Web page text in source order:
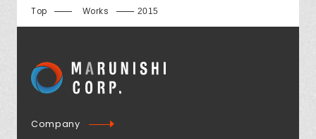
Top Works 2015
Company